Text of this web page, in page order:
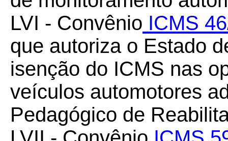
LVI - Convênio ICMS
que autoriza o Estado
isenção do ICMS nas
veículos automotores
Pedagógico de